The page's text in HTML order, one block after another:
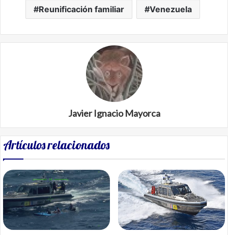
Reunificación familiar Venezuela
Javier Ignacio Mayorca
Artículos relacionados